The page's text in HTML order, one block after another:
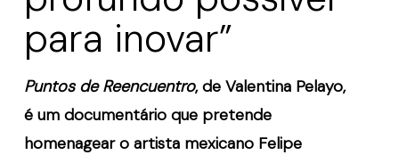
para inovar”
Puntos de Reencuentro, de Valentina Pelayo,
é um documentário que pretende
homenagear o artista mexicano Felipe